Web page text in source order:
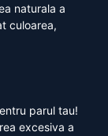
naturala a
culoarea,
parul tau!
excesiva a